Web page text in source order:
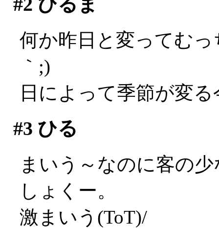
何か昨日と変ってむ
｀;)
日によって季節が変
#3 ひる
まいう～なのに客の
しょくー。
激まいう(ToT)/